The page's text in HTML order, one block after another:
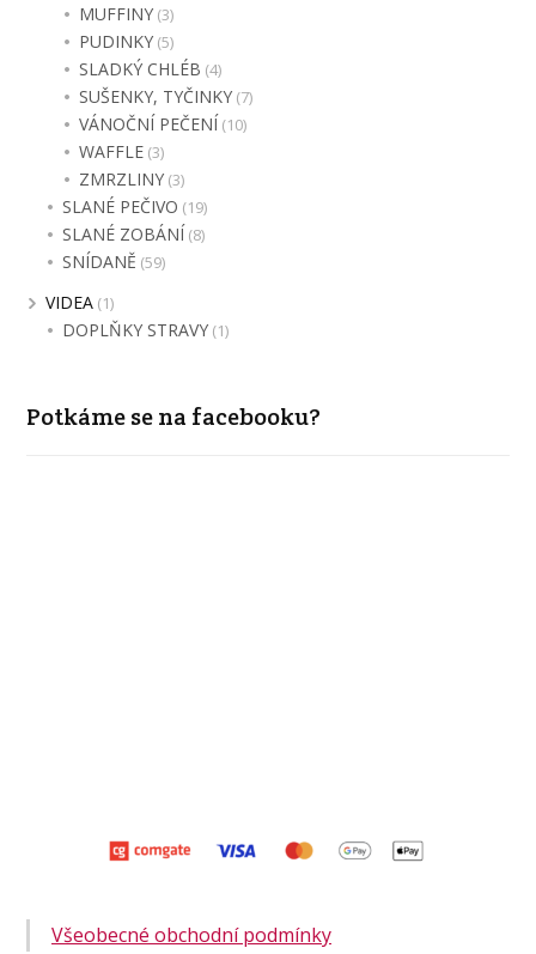
MUFFINY (3)
PUDINKY (5)
SLADKÝ CHLÉB (4)
SUŠENKY, TYČINKY (7)
VÁNOČNÍ PEČENÍ (10)
WAFFLE (3)
ZMRZLINY (3)
SLANÉ PEČIVO (19)
SLANÉ ZOBÁNÍ (8)
SNÍDANĚ (59)
VIDEA (1)
DOPLŇKY STRAVY (1)
Potkáme se na facebooku?
Všeobecné obchodní podmínky